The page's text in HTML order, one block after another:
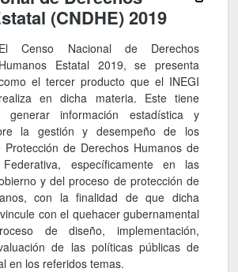
(CNDHE) 2019
El Censo Nacional de Derechos
Humanos Estatal 2019, se presenta
el tercer producto que el INEGI
realiza en dicha materia. Este tiene
generar información estadística y
la gestión y desempeño de los
Protección de Derechos Humanos de
específicamente en las
y del proceso de protección de
con la finalidad de que dicha
con el quehacer gubernamental
de diseño, implementación,
de las políticas públicas de
en los referidos temas.